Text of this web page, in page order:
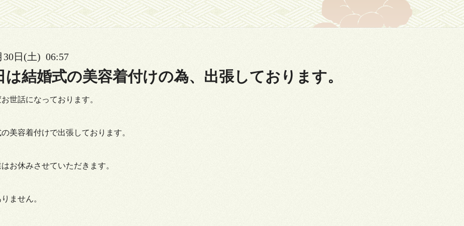
30日(土) 06:57
は結婚式の美容着付けの為、出張しております。
世話になっております。
美容着付けで出張しております。
お休みさせていただきます。
ません。